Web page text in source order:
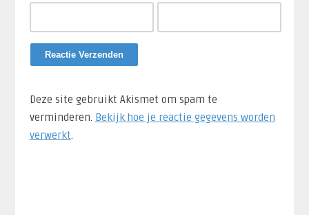
Deze site gebruikt Akismet om spam te
verminderen. Bekijk hoe je reactie gegevens worden
verwerkt.